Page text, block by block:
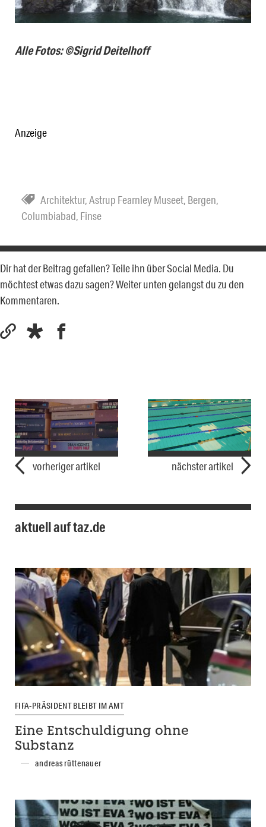
Alle Fotos: ©Sigrid Deitelhoff
Anzeige
Architektur,Astrup Fearnley Museet, Bergen,
Columbiabad, Finse
Dir hat der Beitrag gefallen? Teile ihn über Social Media. Du
möchtest etwas dazu sagen? Weiter unten gelangst du zu den
Kommentaren.
vorheriger artikel nächster artikel
aktuell auf taz.de
FIFA-PRÄSIDENT BLEIBT IM AMT
Eine Entschuldigung ohne
Substanz
andreas rüttenauer